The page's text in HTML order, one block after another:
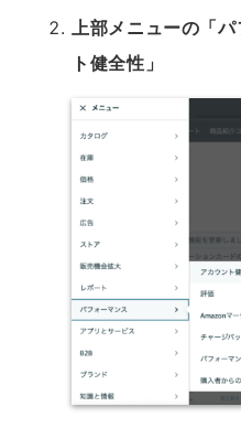
上部メニューの「
ト健全性」